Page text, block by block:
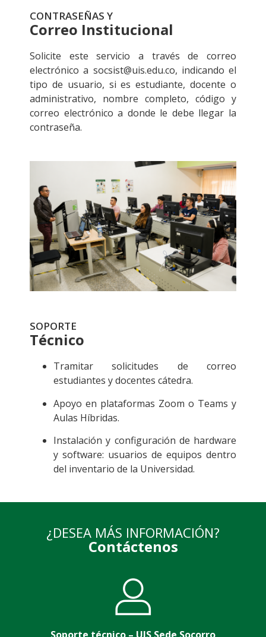
CONTRASEÑAS Y
Correo Institucional
Solicite este servicio a través de correo
electrónico a socsist@uis.edu.co, indicando el
tipo de usuario, si es estudiante, docente o
administrativo, nombre completo, código y
correo electrónico a donde le debe llegar la
contraseña.
SOPORTE
Técnico
Tramitar solicitudes de correo
estudiantes y docentes cátedra.
Apoyo en plataformas Zoom o Teams y
Aulas Híbridas.
Instalación y configuración de hardware
y software: usuarios de equipos dentro
del inventario de la Universidad.
¿DESEA MÁS INFORMACIÓN?
Contáctenos